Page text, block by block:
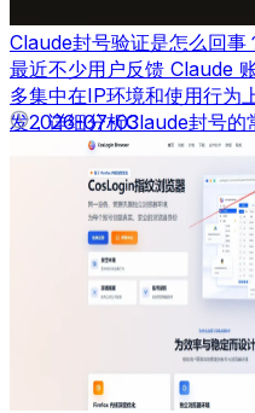
Claude封号验证是怎么回事
最近不少用户反馈 Claude
多集中在IP环境和使用行为
发，详细分析Claude封号的
免再次被封，并结合实际
期使用AI工具的用户参考。
2026-07-03